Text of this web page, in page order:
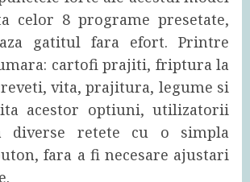
celor 8 programe presetate,
gatitul fara efort. Printre
cartofi prajiti, friptura la
vita, prajitura, legume si
acestor optiuni, utilizatorii
diverse retete cu o simpla
fara a fi necesare ajustari